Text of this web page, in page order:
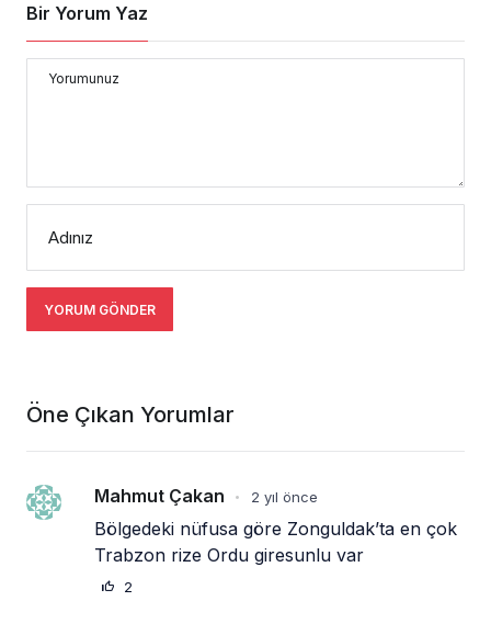
Bir Yorum Yaz
Yorumunuz
Adınız
YORUM GÖNDER
Öne Çıkan Yorumlar
Mahmut Çakan • 2 yıl önce
Bölgedeki nüfusa göre Zonguldak’ta en çok
Trabzon rize Ordu giresunlu var
2